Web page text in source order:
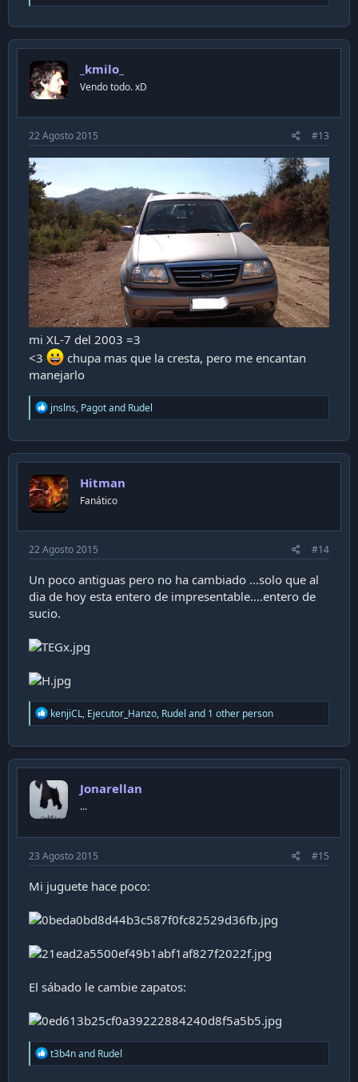
e
c
t
o
n
s
_kmilo_
Vendo todo. xD
22 Agosto 2015 #13
mi XL-7 del 2003 =3
<3
chupa mas que la cresta, pero me encantan
manejarlo
R
e
c
t
o
n
s
jnslns, Pagotand Rudel
Hitman
Fanático
22 Agosto 2015 #14
Un poco antiguas pero no ha cambiado ...solo que al
dia de hoy esta entero de impresentable....entero de
sucio.
R
e
c
t
o
n
s
kenjiCL, Ejecutor_Hanzo, Rudel and 1 other person
Jonarellan
...
23 Agosto 2015 #15
Mi juguete hace poco:
El sábado le cambie zapatos:
R
e
t3b4nand Rudel